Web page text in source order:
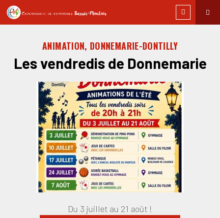
ANIMATION, DONNEMARIE-DONTILLY
Les vendredis de Donnemarie
Du 3 juillet au 21 août !